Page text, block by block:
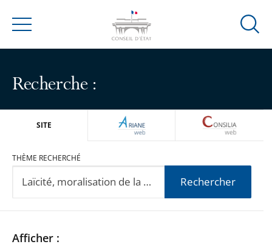
Menu
Ouvrir
Recherche :
SITE ARIANEWEB
THÈME RECHERCHÉ
Rechercher
Passer
Passer
Afficher :